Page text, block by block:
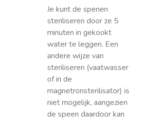
Je kunt de spenen
steriliseren door ze 5
minuten in gekookt
water te leggen. Een
andere wijze van
steriliseren (vaatwasser
of in de
magnetronsterilisator) is
niet mogelijk, aangezien
de speen daardoor kan